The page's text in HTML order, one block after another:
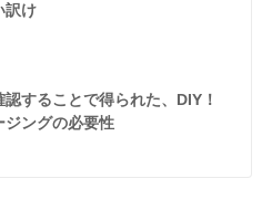
訳け
することで得られた、DIY！
ジングの必要性